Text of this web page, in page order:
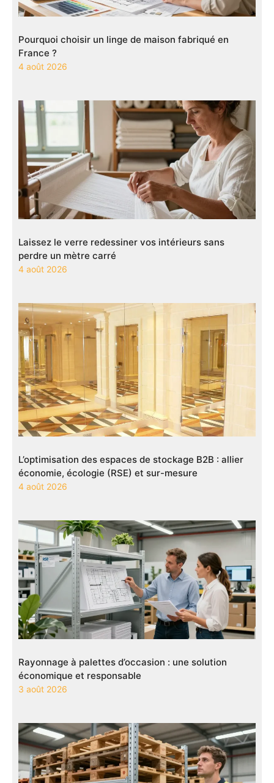
Pourquoi choisir un linge de maison fabriqué en
France ?
4 août 2026
Laissez le verre redessiner vos intérieurs sans
perdre un mètre carré
4 août 2026
L’optimisation des espaces de stockage B2B : allier
économie, écologie (RSE) et sur-mesure
4 août 2026
Rayonnage à palettes d’occasion : une solution
économique et responsable
3 août 2026